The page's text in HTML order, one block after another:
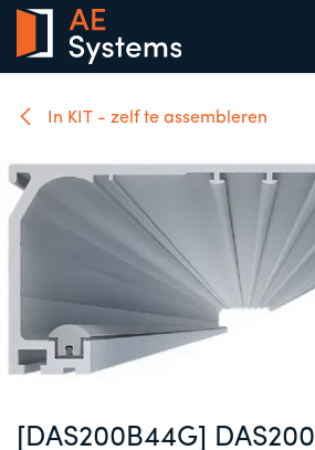
Overslaan naar inhoud
In KIT - zelf te assembleren
[DAS200B44G] DAS200